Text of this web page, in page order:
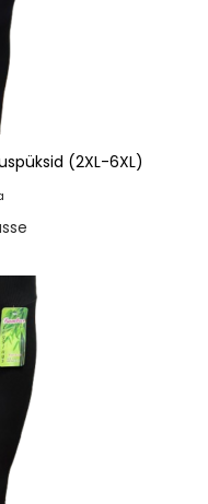
(2XL-6XL)